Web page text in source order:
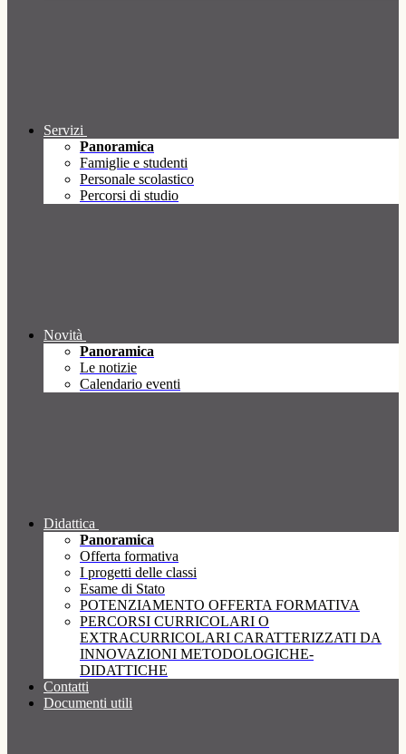
Servizi
Panoramica
Famiglie e studenti
Personale scolastico
Percorsi di studio
Novità
Panoramica
Le notizie
Calendario eventi
Didattica
Panoramica
Offerta formativa
I progetti delle classi
Esame di Stato
POTENZIAMENTO OFFERTA FORMATIVA
PERCORSI CURRICOLARI O
EXTRACURRICOLARI CARATTERIZZATI DA
INNOVAZIONI METODOLOGICHE-
DIDATTICHE
Contatti
Documenti utili